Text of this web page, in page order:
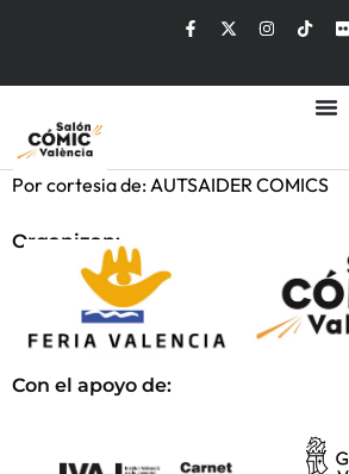
Por cortesia de: AUTSAIDER COMICS
Organizan:
Con el apoyo de: